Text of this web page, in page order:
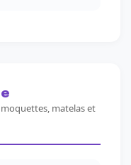
matelas et